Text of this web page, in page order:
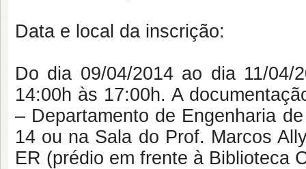
Data e local da inscrição:
Do dia 09/04/2014 ao dia 11/
14:00h às 17:00h. A
– Departamento de Engenharia
14 ou na Sala do Prof. Marcos
ER (prédio em frente à Biblioteca